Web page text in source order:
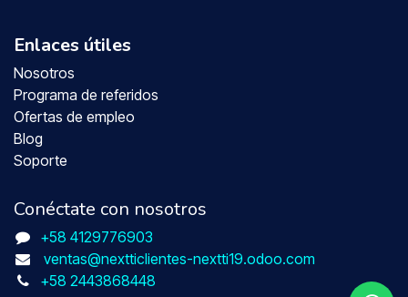
Enlaces útiles
Nosotros
Programa de referidos
Ofertas de empleo
Blog
Soporte
Conéctate con nosotros
+58 4129776903
ventas@nextticlientes-nextti19.odoo.com
+58 2443868448​​​​​​